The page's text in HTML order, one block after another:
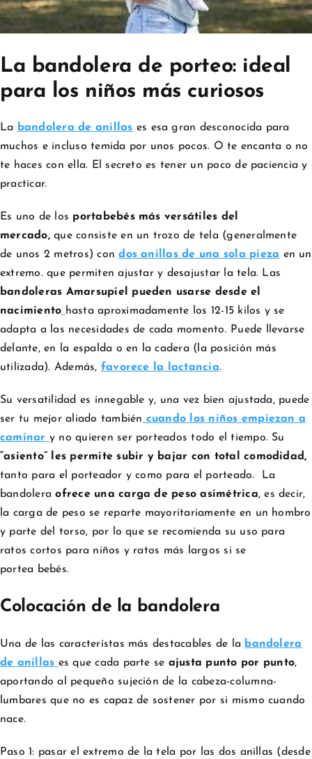
La bandolera de porteo: ideal
para los niños más curiosos
La bandolera de anillas es esa gran desconocida para
muchos e incluso temida por unos pocos. O te encanta o no
te haces con ella. El secreto es tener un poco de paciencia y
practicar.
Es uno de los portabebés más versátiles del
mercado,que consiste en un trozo de tela (generalmente
de unos 2 metros) con dos anillas de una sola pieza en un
extremo. que permiten ajustar y desajustar la tela. Las
bandoleras Amarsupiel pueden usarse desde el
nacimiento hasta aproximadamente los 12-15 kilos y se
adapta a las necesidades de cada momento. Puede llevarse
delante, en la espalda o en la cadera (la posición más
utilizada). Además, favorece la lactancia.
Su versatilidad es innegable y, una vez bien ajustada, puede
ser tu mejor aliado también cuando los niños empiezan a
caminar y no quieren ser porteados todo el tiempo. Su
“asiento” les permite subir y bajar con total comodidad,
tanto para el porteador y como para el porteado.
La
bandoleraofrece una carga de peso asimétrica, es decir,
la carga de peso se reparte mayoritariamente en un hombro
y parte del torso, por lo que se recomienda su uso para
ratos cortos para niños y ratos más largos si se
portea bebés.
Colocación de la bandolera
Una de las característas más destacables de la bandolera
de anillas es que cada parte se ajusta punto por punto,
aportando al pequeño sujeción de la cabeza-columna-
lumbares que no es capaz de sostener por si mismo cuando
nace.
Paso 1: pasar el extremo de la tela por las dos anillas (desde